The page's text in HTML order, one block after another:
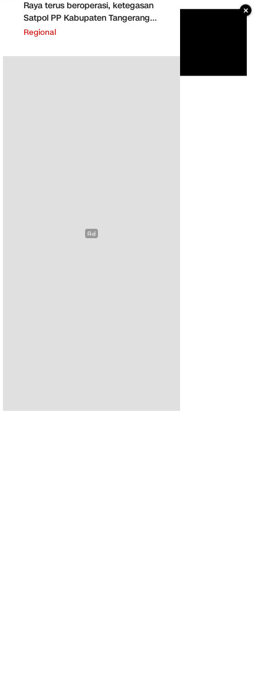
Raya terus beroperasi, ketegasan
Satpol PP Kabupaten Tangerang
dipertanyakan
Regional
×